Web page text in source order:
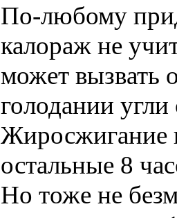
По-любому
калораж не
может вызвать
голодании
Жиросжигание
остальные 8
Но тоже не